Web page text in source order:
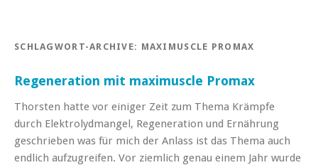
SCHLAGWORT-ARCHIVE: MAXIMUSCLE PROMAX
Regeneration mit maximuscle Promax
Thorsten hatte vor einiger Zeit zum Thema Krämpfe
durch Elektrolydmangel, Regeneration und Ernährung
geschrieben was für mich der Anlass ist das Thema auch
endlich aufzugreifen. Vor ziemlich genau einem Jahr wurde